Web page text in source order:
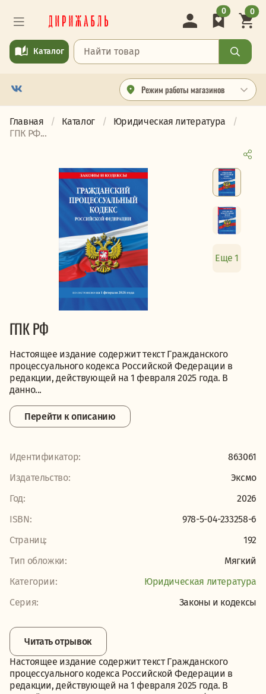
Режим работы магазинов
Каталог
0 0
Главная Каталог
Юридическая литература
ГПК РФ...
Еще 1
ГПК РФ
Настоящее издание содержит текст Гражданского
процессуального кодекса Российской Федерации в
редакции, действующей на 1 февраля 2025 года. В
данно...
Перейти к описанию
Идентификатор:
863061
Издательство:
Эксмо
Год:
2026
ISBN:
978-5-04-233258-6
Страниц:
192
Тип обложки:
Мягкий
Категории:
Юридическая литература
Серия:
Законы и кодексы
Читать отрывок
Настоящее издание содержит текст Гражданского
процессуального кодекса Российской Федерации в
редакции, действующей на 1 февраля 2025 года. В